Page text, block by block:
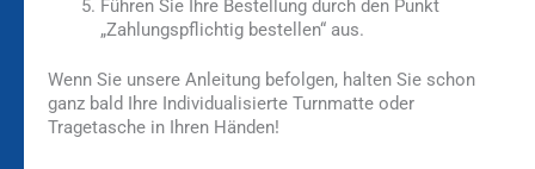
Führen Sie Ihre Bestellung durch den Punkt
„Zahlungspflichtig bestellen“ aus.
Wenn Sie unsere Anleitung befolgen, halten Sie schon
ganz bald Ihre Individualisierte Turnmatte oder
Tragetasche in Ihren Händen!